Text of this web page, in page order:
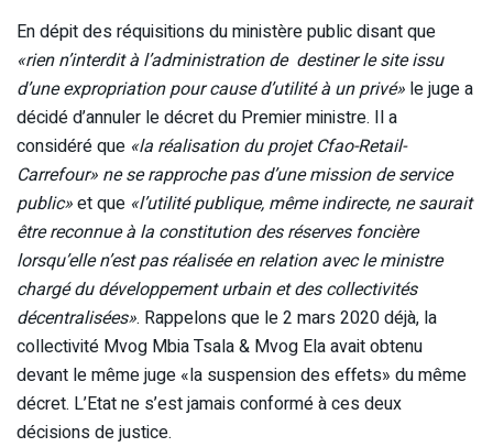
En dépit des réquisitions du ministère public disant que
«rien n’interdit à l’administration de destiner le site issu
d’une expropriation pour cause d’utilité à un privé» le juge a
décidé d’annuler le décret du Premier ministre. Il a
considéré que «la réalisation du projet Cfao-Retail-
Carrefour» ne se rapproche pas d’une mission de service
public»et que «l’utilité publique, même indirecte, ne saurait
être reconnue à la constitution des réserves foncière
lorsqu’elle n’est pas réalisée en relation avec le ministre
chargé du développement urbain et des collectivités
décentralisées». Rappelons que le 2 mars 2020 déjà, la
collectivité Mvog Mbia Tsala & Mvog Ela avait obtenu
devant le même juge «la suspension des effets» du même
décret. L’Etat ne s’est jamais conformé à ces deux
décisions de justice.